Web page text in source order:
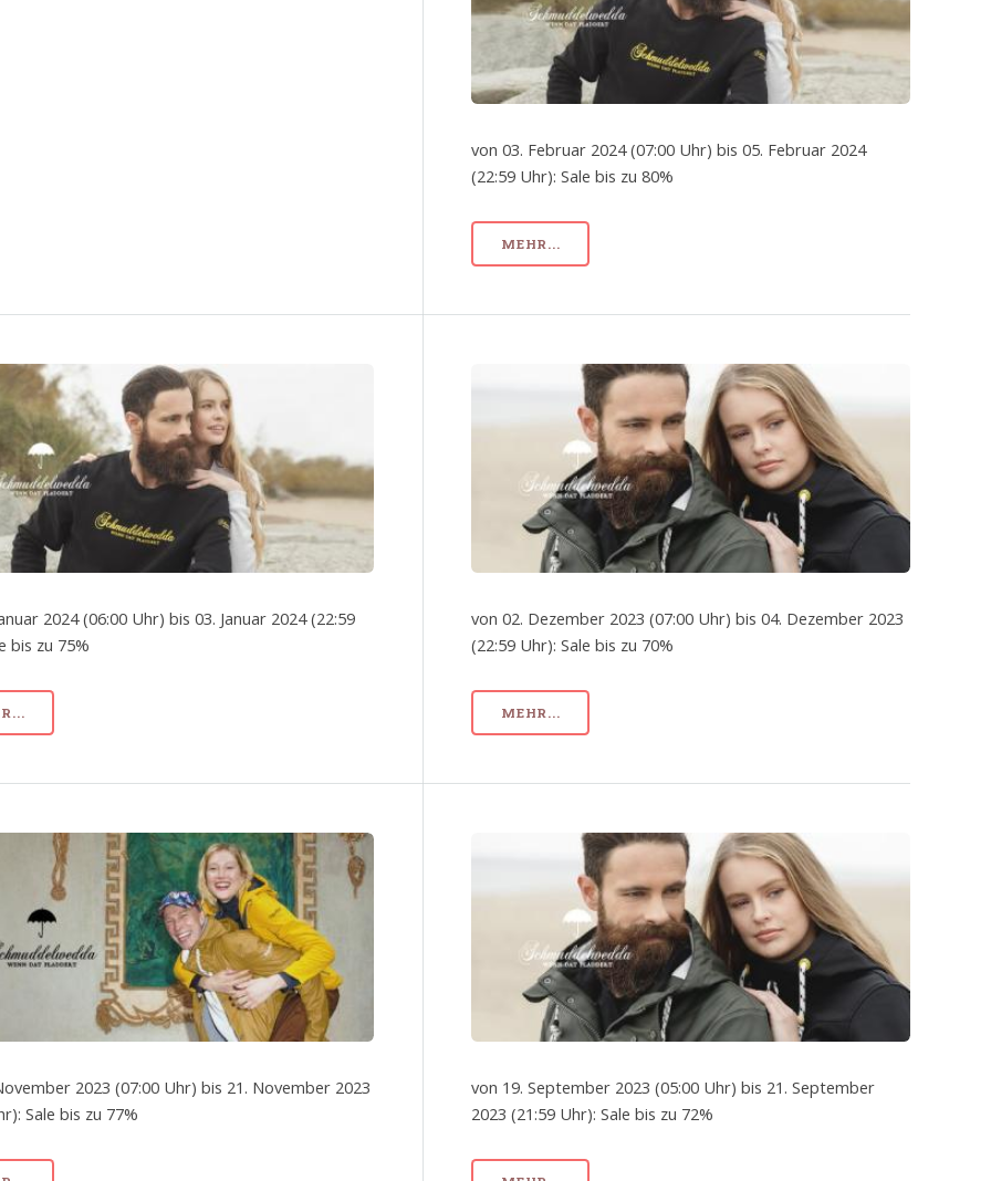
von 03. Februar 2024 (07:00 Uhr) bis 05. Februar 2024
(22:59 Uhr): Sale bis zu 80%
MEHR...
2024 (06:00 Uhr) bis 03. Januar 2024 (22:59
bis zu 75%
von 02. Dezember 2023 (07:00 Uhr) bis 04. Dezember 2023
(22:59 Uhr): Sale bis zu 70%
MEHR...
2023 (07:00 Uhr) bis 21. November 2023
Sale bis zu 77%
von 19. September 2023 (05:00 Uhr) bis 21. September
2023 (21:59 Uhr): Sale bis zu 72%